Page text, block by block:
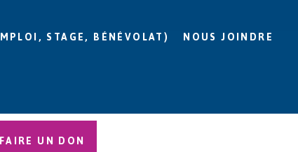
STAGE, BÉNÉVOLAT) NOUS JOINDRE
FAIRE UN DON